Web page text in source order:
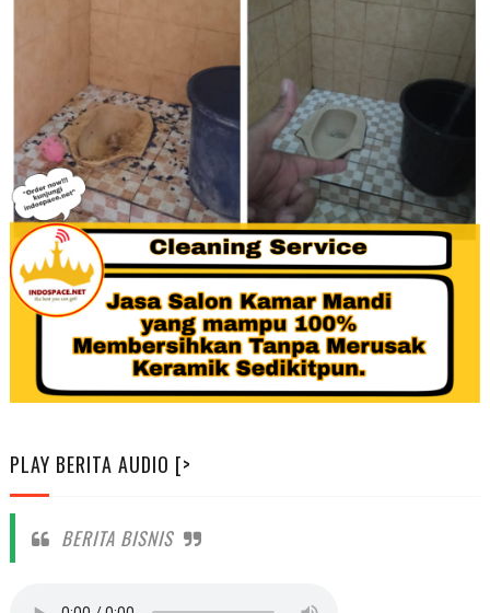
PLAY BERITA AUDIO [>
BERITA BISNIS